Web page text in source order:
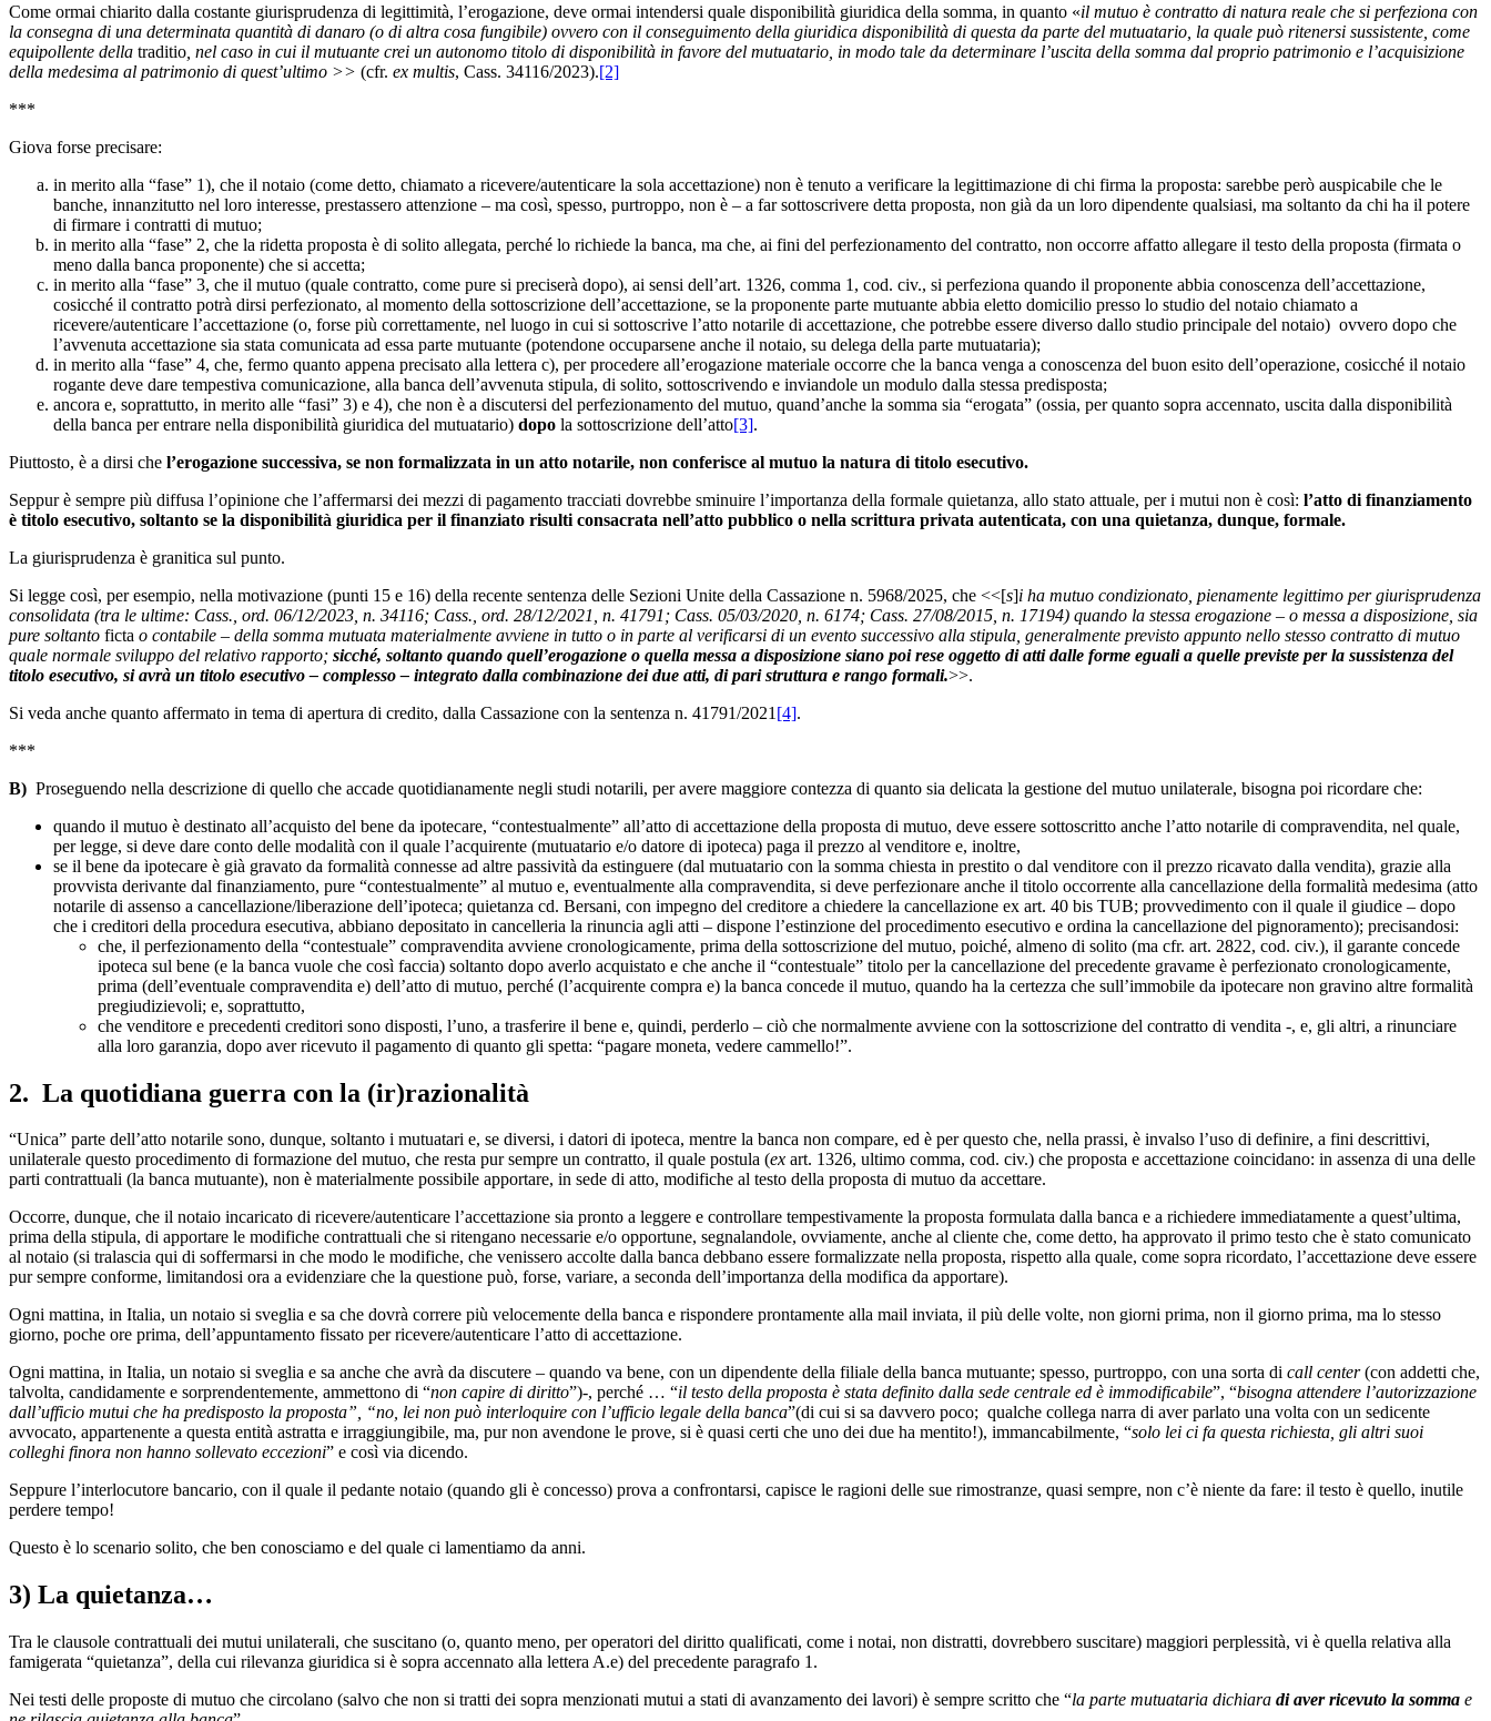
Come ormai chiarito dalla costante giurisprudenza di legittimità, l’erogazione, deve ormai intendersi quale disponibilità giuridica della somma, in quanto «il mutuo è contratto di natura reale che si perfeziona con
la consegna di una determinata quantità di danaro (o di altra cosa fungibile) ovvero con il conseguimento della giuridica disponibilità di questa da parte del mutuatario, la quale può ritenersi sussistente, come
equipollente della traditio , nel caso in cui il mutuante crei un autonomo titolo di disponibilità in favore del mutuatario, in modo tale da determinare l’uscita della somma dal proprio patrimonio e l’acquisizione
della medesima al patrimonio di quest’ultimo >> (cfr. ex multis, Cass. 34116/2023).[2]
***
Giova forse precisare:
in merito alla “fase” 1), che il notaio (come detto, chiamato a ricevere/autenticare la sola accettazione) non è tenuto a verificare la legittimazione di chi firma la proposta: sarebbe però auspicabile che le
banche, innanzitutto nel loro interesse, prestassero attenzione – ma così, spesso, purtroppo, non è – a far sottoscrivere detta proposta, non già da un loro dipendente qualsiasi, ma soltanto da chi ha il potere
di firmare i contratti di mutuo;
in merito alla “fase” 2, che la ridetta proposta è di solito allegata, perché lo richiede la banca, ma che, ai fini del perfezionamento del contratto, non occorre affatto allegare il testo della proposta (firmata o
meno dalla banca proponente) che si accetta;
in merito alla “fase” 3, che il mutuo (quale contratto, come pure si preciserà dopo), ai sensi dell’art. 1326, comma 1, cod. civ., si perfeziona quando il proponente abbia conoscenza dell’accettazione,
cosicché il contratto potrà dirsi perfezionato, al momento della sottoscrizione dell’accettazione, se la proponente parte mutuante abbia eletto domicilio presso lo studio del notaio chiamato a
ricevere/autenticare l’accettazione (o, forse più correttamente, nel luogo in cui si sottoscrive l’atto notarile di accettazione, che potrebbe essere diverso dallo studio principale del notaio) ovvero dopo che
l’avvenuta accettazione sia stata comunicata ad essa parte mutuante (potendone occuparsene anche il notaio, su delega della parte mutuataria);
in merito alla “fase” 4, che, fermo quanto appena precisato alla lettera c), per procedere all’erogazione materiale occorre che la banca venga a conoscenza del buon esito dell’operazione, cosicché il notaio
rogante deve dare tempestiva comunicazione, alla banca dell’avvenuta stipula, di solito, sottoscrivendo e inviandole un modulo dalla stessa predisposta;
ancora e, soprattutto, in merito alle “fasi” 3) e 4), che non è a discutersi del perfezionamento del mutuo, quand’anche la somma sia “erogata” (ossia, per quanto sopra accennato, uscita dalla disponibilità
della banca per entrare nella disponibilità giuridica del mutuatario) dopo la sottoscrizione dell’atto[3].
Piuttosto, è a dirsi che l’erogazione successiva, se non formalizzata in un atto notarile, non conferisce al mutuo la natura di titolo esecutivo.
Seppur è sempre più diffusa l’opinione che l’affermarsi dei mezzi di pagamento tracciati dovrebbe sminuire l’importanza della formale quietanza, allo stato attuale, per i mutui non è così: l’atto di finanziamento
è titolo esecutivo, soltanto se la disponibilità giuridica per il finanziato risulti consacrata nell’atto pubblico o nella scrittura privata autenticata, con una quietanza, dunque, formale.
La giurisprudenza è granitica sul punto.
Si legge così, per esempio, nella motivazione (punti 15 e 16) della recente sentenza delle Sezioni Unite della Cassazione n. 5968/2025, che <<[s]i ha mutuo condizionato, pienamente legittimo per giurisprudenza
consolidata (tra le ultime: Cass., ord. 06/12/2023, n. 34116; Cass., ord. 28/12/2021, n. 41791; Cass. 05/03/2020, n. 6174; Cass. 27/08/2015, n. 17194) quando la stessa erogazione – o messa a disposizione, sia
pure soltanto ficta o contabile – della somma mutuata materialmente avviene in tutto o in parte al verificarsi di un evento successivo alla stipula, generalmente previsto appunto nello stesso contratto di mutuo
quale normale sviluppo del relativo rapporto; sicché, soltanto quando quell’erogazione o quella messa a disposizione siano poi rese oggetto di atti dalle forme eguali a quelle previste per la sussistenza del
titolo esecutivo, si avrà un titolo esecutivo – complesso – integrato dalla combinazione dei due atti, di pari struttura e rango formali.>>.
Si veda anche quanto affermato in tema di apertura di credito, dalla Cassazione con la sentenza n. 41791/2021 [4].
***
B) Proseguendo nella descrizione di quello che accade quotidianamente negli studi notarili, per avere maggiore contezza di quanto sia delicata la gestione del mutuo unilaterale, bisogna poi ricordare che:
quando il mutuo è destinato all’acquisto del bene da ipotecare, “contestualmente” all’atto di accettazione della proposta di mutuo, deve essere sottoscritto anche l’atto notarile di compravendita, nel quale,
per legge, si deve dare conto delle modalità con il quale l’acquirente (mutuatario e/o datore di ipoteca) paga il prezzo al venditore e, inoltre,
se il bene da ipotecare è già gravato da formalità connesse ad altre passività da estinguere (dal mutuatario con la somma chiesta in prestito o dal venditore con il prezzo ricavato dalla vendita), grazie alla
provvista derivante dal finanziamento, pure “contestualmente” al mutuo e, eventualmente alla compravendita, si deve perfezionare anche il titolo occorrente alla cancellazione della formalità medesima (atto
notarile di assenso a cancellazione/liberazione dell’ipoteca; quietanza cd. Bersani, con impegno del creditore a chiedere la cancellazione ex art. 40 bis TUB; provvedimento con il quale il giudice – dopo
che i creditori della procedura esecutiva, abbiano depositato in cancelleria la rinuncia agli atti – dispone l’estinzione del procedimento esecutivo e ordina la cancellazione del pignoramento); precisandosi:
che, il perfezionamento della “contestuale” compravendita avviene cronologicamente, prima della sottoscrizione del mutuo, poiché, almeno di solito (ma cfr. art. 2822, cod. civ.), il garante concede
ipoteca sul bene (e la banca vuole che così faccia) soltanto dopo averlo acquistato e che anche il “contestuale” titolo per la cancellazione del precedente gravame è perfezionato cronologicamente,
prima (dell’eventuale compravendita e) dell’atto di mutuo, perché (l’acquirente compra e) la banca concede il mutuo, quando ha la certezza che sull’immobile da ipotecare non gravino altre formalità
pregiudizievoli; e, soprattutto,
che venditore e precedenti creditori sono disposti, l’uno, a trasferire il bene e, quindi, perderlo – ciò che normalmente avviene con la sottoscrizione del contratto di vendita -, e, gli altri, a rinunciare
alla loro garanzia, dopo aver ricevuto il pagamento di quanto gli spetta: “pagare moneta, vedere cammello!”.
2. La quotidiana guerra con la (ir)razionalità
“Unica” parte dell’atto notarile sono, dunque, soltanto i mutuatari e, se diversi, i datori di ipoteca, mentre la banca non compare, ed è per questo che, nella prassi, è invalso l’uso di definire, a fini descrittivi,
unilaterale questo procedimento di formazione del mutuo, che resta pur sempre un contratto, il quale postula (ex art. 1326, ultimo comma, cod. civ.) che proposta e accettazione coincidano: in assenza di una delle
parti contrattuali (la banca mutuante), non è materialmente possibile apportare, in sede di atto, modifiche al testo della proposta di mutuo da accettare.
Occorre, dunque, che il notaio incaricato di ricevere/autenticare l’accettazione sia pronto a leggere e controllare tempestivamente la proposta formulata dalla banca e a richiedere immediatamente a quest’ultima,
prima della stipula, di apportare le modifiche contrattuali che si ritengano necessarie e/o opportune, segnalandole, ovviamente, anche al cliente che, come detto, ha approvato il primo testo che è stato comunicato
al notaio (si tralascia qui di soffermarsi in che modo le modifiche, che venissero accolte dalla banca debbano essere formalizzate nella proposta, rispetto alla quale, come sopra ricordato, l’accettazione deve essere
pur sempre conforme, limitandosi ora a evidenziare che la questione può, forse, variare, a seconda dell’importanza della modifica da apportare).
Ogni mattina, in Italia, un notaio si sveglia e sa che dovrà correre più velocemente della banca e rispondere prontamente alla mail inviata, il più delle volte, non giorni prima, non il giorno prima, ma lo stesso
giorno, poche ore prima, dell’appuntamento fissato per ricevere/autenticare l’atto di accettazione.
Ogni mattina, in Italia, un notaio si sveglia e sa anche che avrà da discutere – quando va bene, con un dipendente della filiale della banca mutuante; spesso, purtroppo, con una sorta di call center(con addetti che,
talvolta, candidamente e sorprendentemente, ammettono di “non capire di diritto”)-, perché … “il testo della proposta è stata definito dalla sede centrale ed è immodificabile”, “bisogna attendere l’autorizzazione
dall’ufficio mutui che ha predisposto la proposta”, “no, lei non può interloquire con l’ufficio legale della banca”(di cui si sa davvero poco; qualche collega narra di aver parlato una volta con un sedicente
avvocato, appartenente a questa entità astratta e irraggiungibile, ma, pur non avendone le prove, si è quasi certi che uno dei due ha mentito!), immancabilmente, “solo lei ci fa questa richiesta, gli altri suoi
colleghi finora non hanno sollevato eccezioni” e così via dicendo.
Seppure l’interlocutore bancario, con il quale il pedante notaio (quando gli è concesso) prova a confrontarsi, capisce le ragioni delle sue rimostranze, quasi sempre, non c’è niente da fare: il testo è quello, inutile
perdere tempo!
Questo è lo scenario solito, che ben conosciamo e del quale ci lamentiamo da anni.
3) La quietanza…
Tra le clausole contrattuali dei mutui unilaterali, che suscitano (o, quanto meno, per operatori del diritto qualificati, come i notai, non distratti, dovrebbero suscitare) maggiori perplessità, vi è quella relativa alla
famigerata “quietanza”, della cui rilevanza giuridica si è sopra accennato alla lettera A.e) del precedente paragrafo 1.
Nei testi delle proposte di mutuo che circolano (salvo che non si tratti dei sopra menzionati mutui a stati di avanzamento dei lavori) è sempre scritto che “la parte mutuataria dichiara di aver ricevuto la somma e